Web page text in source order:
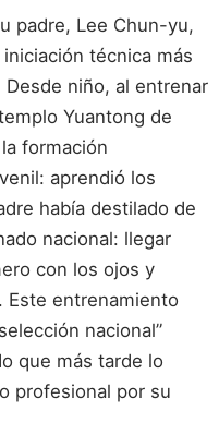
padre, Lee Chun-yu,
técnica más
niño, al entrenar
Yuantong de
formación
aprendió los
había destilado de
nacional: llegar
con los ojos y
Este entrenamiento
nacional”
que más tarde lo
profesional por su